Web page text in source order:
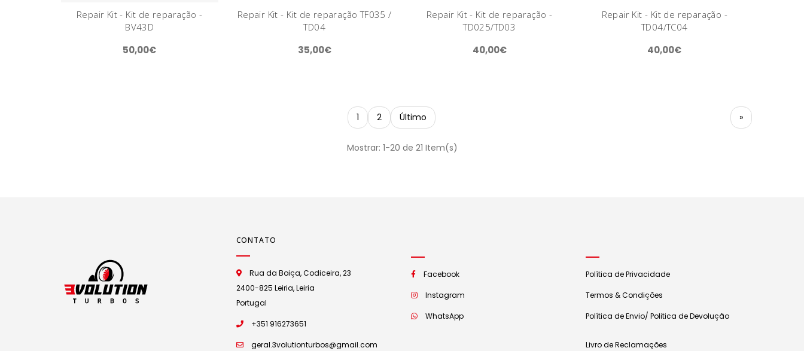
Repair Kit - Kit de reparação -
BV43D
50,00€
Repair Kit - Kit de reparação TF035 /
TD04
35,00€
Repair Kit - Kit de reparação -
TD025/TD03
40,00€
Repair Kit - Kit de reparação -
TD04/TC04
40,00€
1 2 »
Último
Mostrar: 1-20 de 21 Item(s)
CONTATO
Rua da Boiça, Codiceira, 23
2400-825 Leiria, Leiria
Portugal
+351 916273651
geral.3volutionturbos@gmail.com
Facebook
Instagram
WhatsApp
Política de Privacidade
Termos & Condições
Política de Envio/ Politica de Devolução
Livro de Reclamações